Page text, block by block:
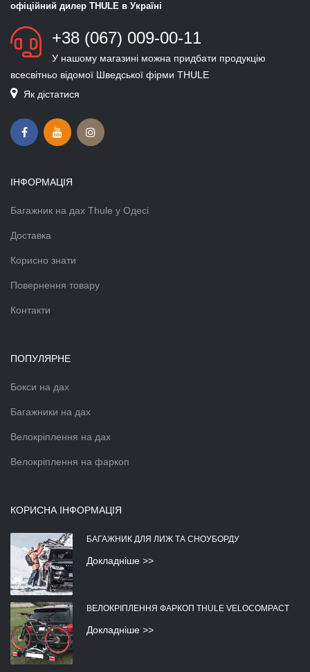
офіційний дилер THULE в Україні
+38 (067) 009-00-11
У нашому магазині можна придбати продукцію
всесвітньо відомої Шведської фірми THULE
Як дістатися
ІНФОРМАЦІЯ
Багажник на дах Thule у Одесі
Доставка
Корисно знати
Повернення товару
Контакти
ПОПУЛЯРНЕ
Бокси на дах
Багажники на дах
Велокріплення на дах
Велокріплення на фаркоп
КОРИСНА ІНФОРМАЦІЯ
БАГАЖНИК ДЛЯ ЛИЖ ТА СНОУБОРДУ
Докладніше >>
ВЕЛОКРІПЛЕННЯ ФАРКОП THULE VELOCOMPACT
Докладніше >>